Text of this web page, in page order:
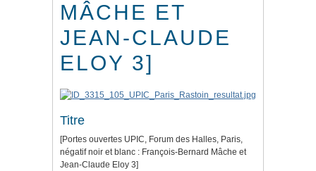
MÂCHE ET
JEAN-CLAUDE
ELOY 3]
Titre
[Portes ouvertes UPIC, Forum des Halles, Paris,
négatif noir et blanc : François-Bernard Mâche et
Jean-Claude Eloy 3]